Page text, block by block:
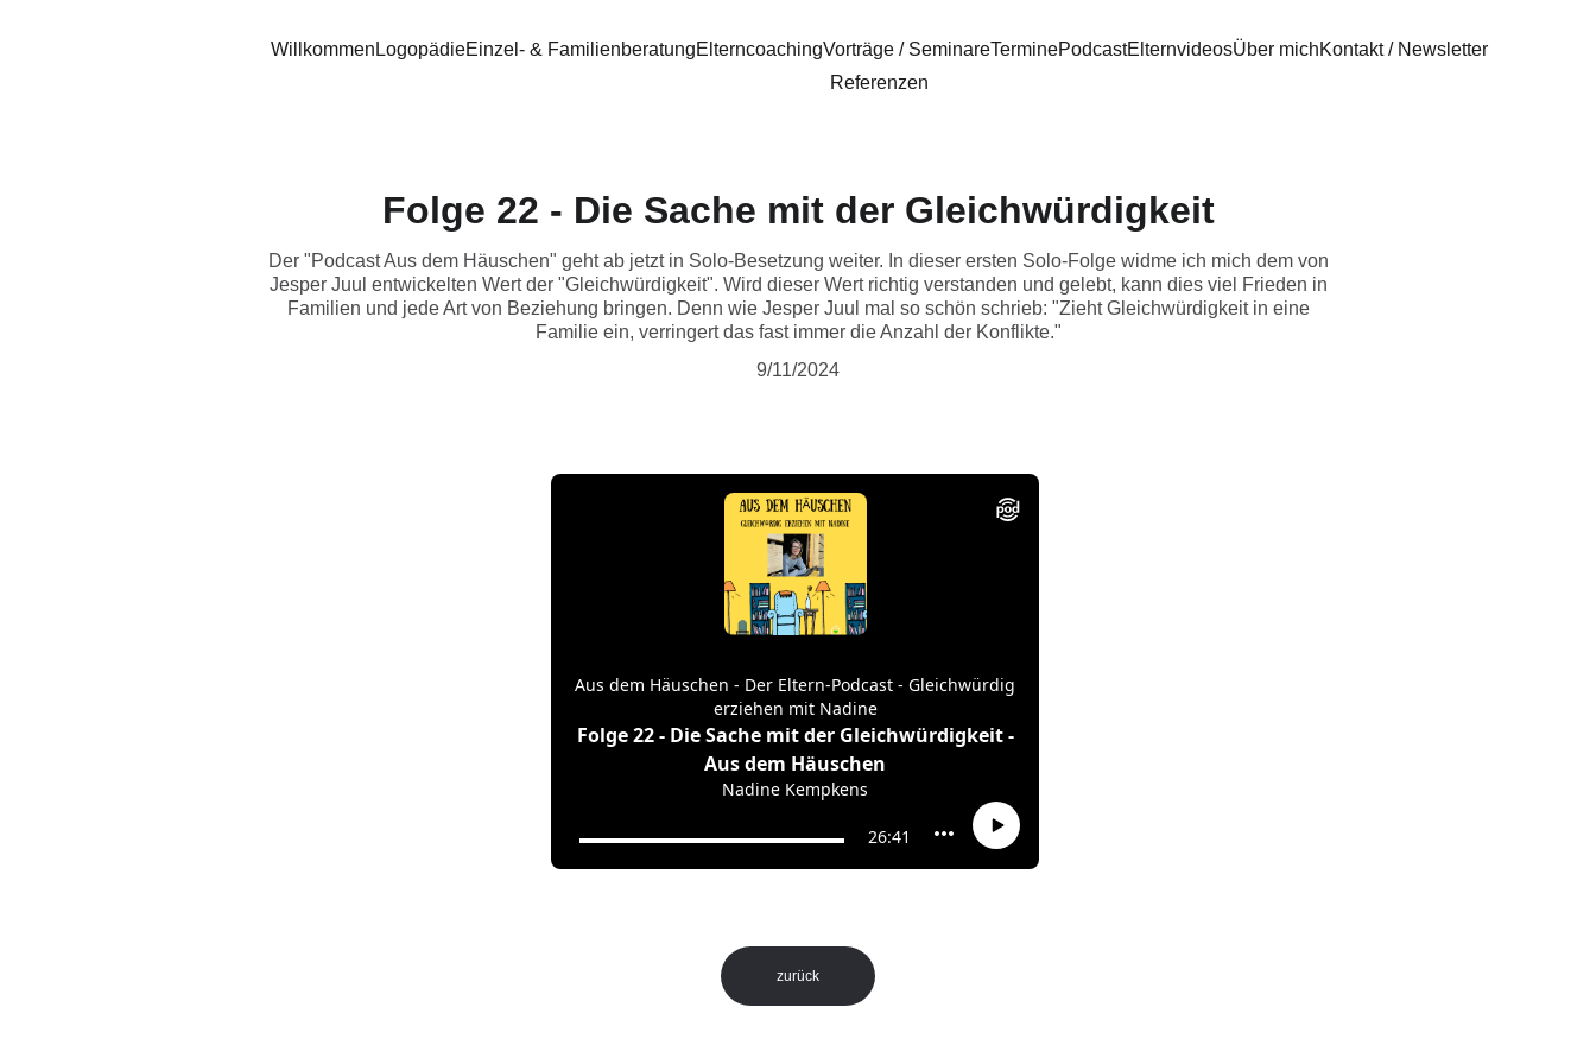
Willkommen LogopädieEinzel- & FamilienberatungElterncoachingVorträge / SeminareTerminePodcastElternvideosÜber michKontakt / Newsletter
Referenzen
Folge 22 - Die Sache mit der Gleichwürdigkeit
Der "Podcast Aus dem Häuschen" geht ab jetzt in Solo-Besetzung weiter. In dieser ersten Solo-Folge widme ich mich dem von
Jesper Juul entwickelten Wert der "Gleichwürdigkeit". Wird dieser Wert richtig verstanden und gelebt, kann dies viel Frieden in
Familien und jede Art von Beziehung bringen. Denn wie Jesper Juul mal so schön schrieb: "Zieht Gleichwürdigkeit in eine
Familie ein, verringert das fast immer die Anzahl der Konflikte."
9/11/2024
zurück